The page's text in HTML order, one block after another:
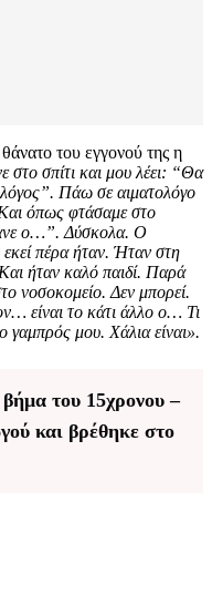
του εγγονού της η
σπίτι και μου λέει: “Θα
Πάω σε αιματολόγο
όπως φτάσαμε στο
ο…”. Δύσκολα. Ο
πέρα ήταν. Ήταν στη
Και ήταν καλό παιδί. Παρά
νοσοκομείο. Δεν μπορεί.
είναι το κάτι άλλο ο… Τι
μου. Χάλια είναι».
του 15χρονου –
και βρέθηκε στο